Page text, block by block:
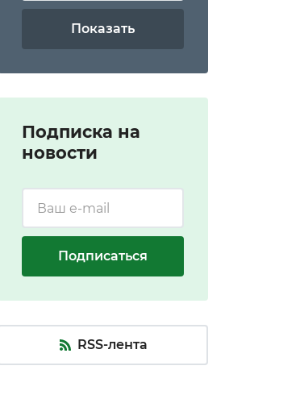
Показать
Подписка на
новости
Подписаться
RSS-лента